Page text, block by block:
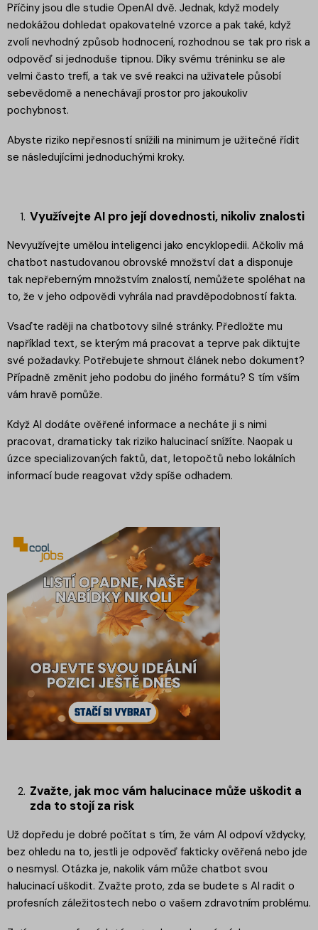
Příčiny jsou dle studie OpenAI dvě. Jednak, když modely
nedokážou dohledat opakovatelné vzorce a pak také, když
zvolí nevhodný způsob hodnocení, rozhodnou se tak pro risk a
odpověď si jednoduše tipnou. Díky svému tréninku se ale
velmi často trefí, a tak ve své reakci na uživatele působí
sebevědomě a nenechávají prostor pro jakoukoliv
pochybnost.
Abyste riziko nepřesností snížili na minimum je užitečné řídit
se následujícími jednoduchými kroky.
Využívejte AI pro její dovednosti, nikoliv znalosti
Nevyužívejte umělou inteligenci jako encyklopedii. Ačkoliv má
chatbot nastudovanou obrovské množství dat a disponuje
tak nepřeberným množstvím znalostí, nemůžete spoléhat na
to, že v jeho odpovědi vyhrála nad pravděpodobností fakta.
Vsaďte raději na chatbotovy silné stránky. Předložte mu
například text, se kterým má pracovat a teprve pak diktujte
své požadavky. Potřebujete shrnout článek nebo dokument?
Případně změnit jeho podobu do jiného formátu? S tím vším
vám hravě pomůže.
Když AI dodáte ověřené informace a necháte ji s nimi
pracovat, dramaticky tak riziko halucinací snížíte. Naopak u
úzce specializovaných faktů, dat, letopočtů nebo lokálních
informací bude reagovat vždy spíše odhadem.
Zvažte, jak moc vám halucinace může uškodit a
zda to stojí za risk
Už dopředu je dobré počítat s tím, že vám AI odpoví vždycky,
bez ohledu na to, jestli je odpověď fakticky ověřená nebo jde
o nesmysl. Otázka je, nakolik vám může chatbot svou
halucinací uškodit. Zvažte proto, zda se budete s AI radit o
profesních záležitostech nebo o vašem zdravotním problému.